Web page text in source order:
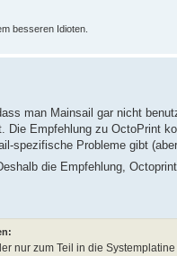
besseren Idioten.
man Mainsail gar nicht
Die Empfehlung zu OctoPrint
spezifische Probleme gibt
die Empfehlung,
nur zum Teil in die